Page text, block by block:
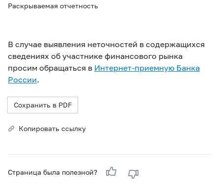
Раскрываемая отчетность
В случае выявления неточностей в содержащихся
сведениях об участнике финансового рынка
просим обращаться в Интернет-приемную Банка
России.
Сохранить в PDF
Копировать ссылку
Страница была полезной?